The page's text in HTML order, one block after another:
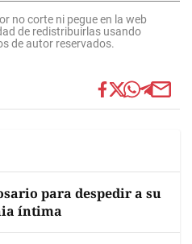
no corte ni pegue en la web
de redistribuirlas usando
de autor reservados.
para despedir a su
íntima